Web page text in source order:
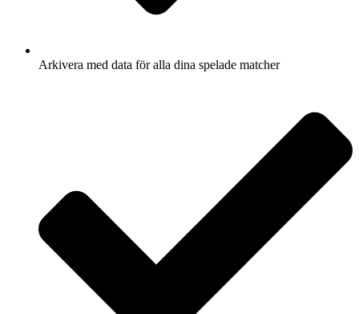
Arkivera med data för alla dina spelade matcher